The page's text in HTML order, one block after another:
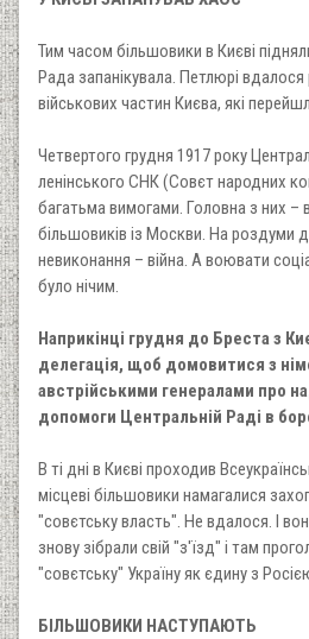
Тим часом більшовики в Києві
Рада запанікувала. Петлюрі вдалося
військових частин Києва, які
Четвертого грудня 1917 року
ленінського СНК (Совєт народних
багатьма вимогами. Головна з них –
більшовиків із Москви. На роздуми
невиконання – війна. А воювати
було нічим.
Наприкінці грудня до Бреста з
делегація, щоб домовитися з
австрійськими генералами про
допомоги Центральній Раді в
В ті дні в Києві проходив
місцеві більшовики намагалися
"совєтську власть". Не вдалося. І
знову зібрали свій "з'їзд" і там
"совєтську" Україну як єдину з
БІЛЬШОВИКИ НАСТУПАЮТЬ